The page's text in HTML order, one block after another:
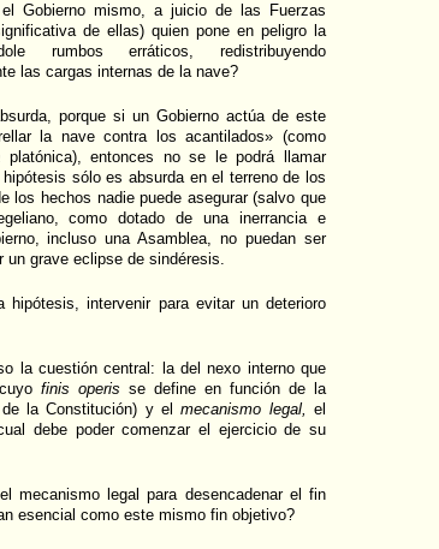
Gobierno mismo, a juicio de las Fuerzas
de ellas) quien pone en peligro la
rumbos erráticos, redistribuyendo
las cargas internas de la nave?
porque si un Gobierno actúa de este
la nave contra los acantilados» (como
platónica), entonces no se le podrá llamar
sólo es absurda en el terreno de los
los hechos nadie puede asegurar (salvo que
como dotado de una inerrancia e
incluso una Asamblea, no puedan ser
un grave eclipse de sindéresis.
hipótesis, intervenir para evitar un deterioro
la cuestión central: la del nexo interno que
finis operis se define en función de la
de la Constitución) y elmecanismo legal, el
debe poder comenzar el ejercicio de su
mecanismo legal para desencadenar el fin
esencial como este mismo fin objetivo?